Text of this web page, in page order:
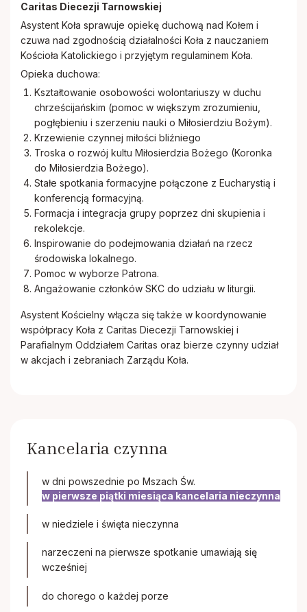
Kancelaria czynna
w dni powszednie po Mszach Św.
w pierwsze piątki miesiąca kancelaria nieczynna
w niedziele i święta nieczynna
narzeczeni na pierwsze spotkanie umawiają się
wcześniej
do chorego o każdej porze
Caritas Diecezji Tarnowskiej
Asystent Koła sprawuje opiekę duchową nad Kołem i
czuwa nad zgodnością działalności Koła z nauczaniem
Kościoła Katolickiego i przyjętym regulaminem Koła.
Opieka duchowa:
Kształtowanie osobowości wolontariuszy w duchu
chrześcijańskim (pomoc w większym zrozumieniu,
pogłębieniu i szerzeniu nauki o Miłosierdziu Bożym).
Krzewienie czynnej miłości bliźniego
Troska o rozwój kultu Miłosierdzia Bożego (Koronka
do Miłosierdzia Bożego).
Stałe spotkania formacyjne połączone z Eucharystią i
konferencją formacyjną.
Formacja i integracja grupy poprzez dni skupienia i
rekolekcje.
Inspirowanie do podejmowania działań na rzecz
środowiska lokalnego.
Pomoc w wyborze Patrona.
Angażowanie członków SKC do udziału w liturgii.
Asystent Kościelny włącza się także w koordynowanie
współpracy Koła z Caritas Diecezji Tarnowskiej i
Parafialnym Oddziałem Caritas oraz bierze czynny udział
w akcjach i zebraniach Zarządu Koła.